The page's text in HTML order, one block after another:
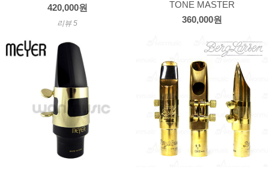
420,000원
리뷰 5
TONE MASTER
360,000원